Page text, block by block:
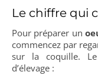
Le chiffre qui
Pour préparer un
commencez par
sur la coquille.
d’élevage :